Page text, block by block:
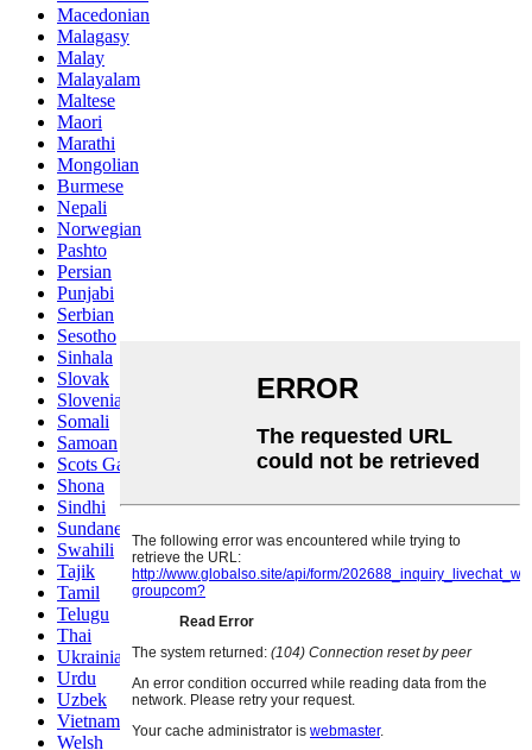
Macedonian
Malagasy
Malay
Malayalam
Maltese
Maori
Marathi
Mongolian
Burmese
Nepali
Norwegian
Pashto
Persian
Punjabi
Serbian
Sesotho
Sinhala
Slovak
Slovenian
Somali
Samoan
Scots Gaelic
Shona
Sindhi
Sundanese
Swahili
Tajik
Tamil
Telugu
Thai
Ukrainian
Urdu
Uzbek
Vietnamese
Welsh